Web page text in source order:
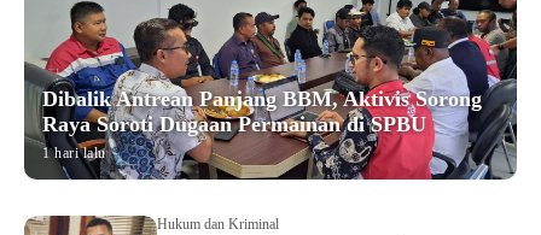
Dibalik Antrean Panjang BBM, Aktivis Sorong
Raya Soroti Dugaan Permainan di SPBU
1 hari lalu
Hukum dan Kriminal